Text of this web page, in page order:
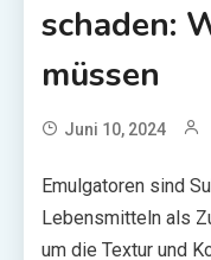
schaden:
müssen
Juni 10, 2024
Emulgatoren sind
Lebensmitteln als
um die Textur und